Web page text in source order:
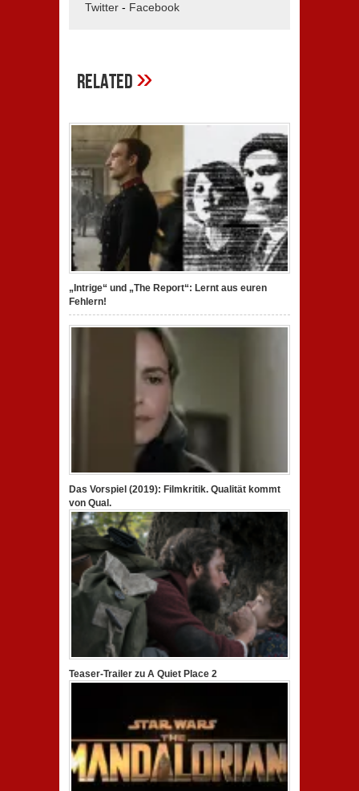
Twitter - Facebook
Related»
„Intrige“ und „The Report“: Lernt aus euren
Fehlern!
Das Vorspiel (2019): Filmkritik. Qualität kommt
von Qual.
Teaser-Trailer zu A Quiet Place 2